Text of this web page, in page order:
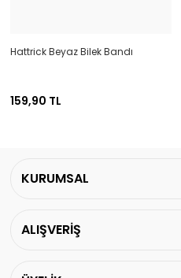
Hattrick Beyaz Bilek Bandı
159,90 TL
KURUMSAL
ALIŞVERİŞ